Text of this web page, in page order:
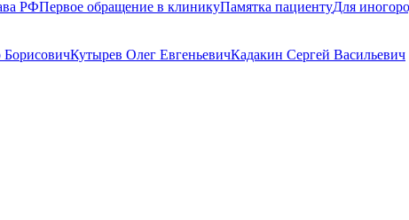
РФПервое обращение в клиникуПамятка пациентуДля
БорисовичКутырев Олег ЕвгеньевичКадакин Сергей Васильевич